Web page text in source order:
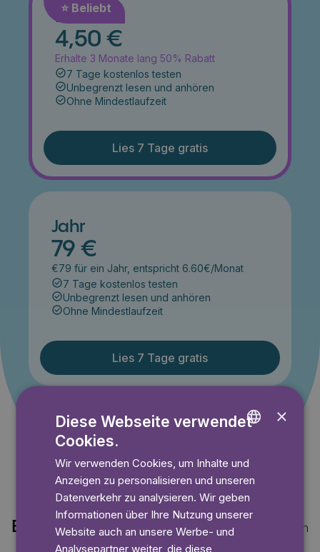
⭐️ Beliebt
Monat
4,50 €
Erhalte 3 Monate lang 50% Rabatt
7 Tage kostenlos testen
Unbegrenzt lesen und anhören
Ohne Mindestlaufzeit
Lies 7 Tage gratis
Jahr
79 €
€79 für ein Jahr, entspricht 6.60€/Monat
7 Tage kostenlos testen
Unbegrenzt lesen und anhören
Ohne Mindestlaufzeit
Lies 7 Tage gratis
Angebot gültig bis einschließlich 14.09.2026. Nur für
Neukunden.
Entdecke auch Mehr anzeigen
GERMAN
×
Diese Webseite verwendet
Cookies.
Wir verwenden Cookies, um Inhalte und
Anzeigen zu personalisieren und unseren
Datenverkehr zu analysieren. Wir geben
Informationen über Ihre Nutzung unserer
Website auch an unsere Werbe- und
Analysepartner weiter, die diese